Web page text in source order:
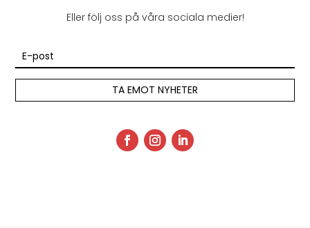
Eller följ oss på våra sociala medier!
TA EMOT NYHETER